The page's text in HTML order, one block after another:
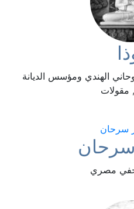
الهندي ومؤسس الديانة
, مقولات
مصري